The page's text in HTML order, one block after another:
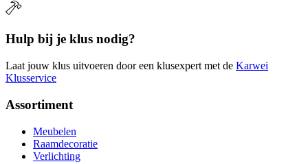
Hulp bij je klus nodig?
Laat jouw klus uitvoeren door een klusexpert met de Karwei
Klusservice
Assortiment
Meubelen
Raamdecoratie
Verlichting